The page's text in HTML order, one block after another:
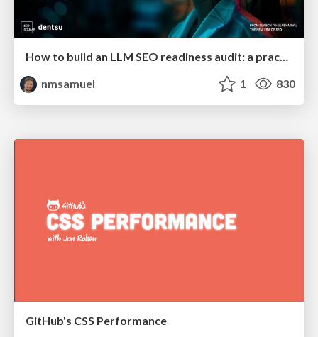
How to build an LLM SEO readiness audit: a practical framework
nmsamuel
1 830
GitHub's CSS Performance